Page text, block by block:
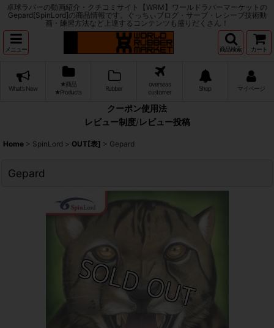
卓球ラバーの動画紹介・クチコミサイト【WRM】ワールドラバーマーケットの
Gepard[SpinLord]の商品情報です。ぐっちぃブログ・サーブ・レシーブ技術動
画・練習方法など上達するコンテンツも盛りだくさん！
メニュー 商品検索 カート
What's New
★商品
★Products
Rubber
overseas
customer
Shop マイページ
クーポン使用法
レビュー制度/レビュー投稿
Home > SpinLord > OUT[表] > Gepard
Gepard